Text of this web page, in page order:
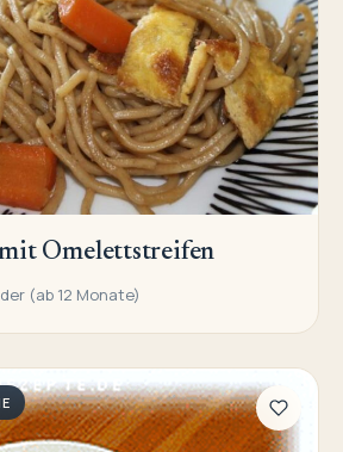
Omelettstreifen
(ab 12 Monate)